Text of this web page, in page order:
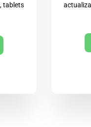
tablets